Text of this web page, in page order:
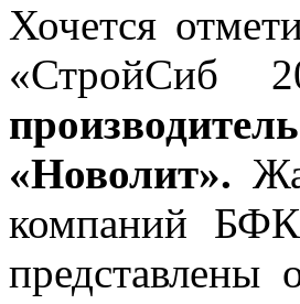
Хочется
«СтройСиб
«Новолит».
компаний
представлены